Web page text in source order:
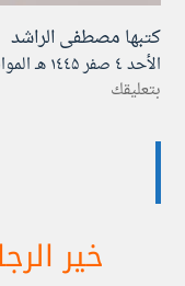
كتبها مصطفى الراشد
الأحد ٤ صفر ۱٤٤۵ هـ الموافق ۲۰ أغسطس ۲۰۲۳ مـ |
بتعليقك
خير